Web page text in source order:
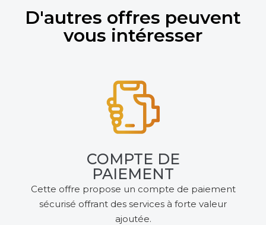
D'autres offres peuvent
vous intéresser
COMPTE DE
PAIEMENT
Cette offre propose un compte de paiement
sécurisé offrant des services à forte valeur
ajoutée.